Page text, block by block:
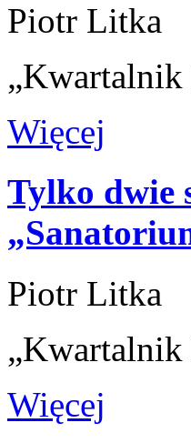
Piotr Litka
Więcej
Tylko dwie
Piotr Litka
Więcej